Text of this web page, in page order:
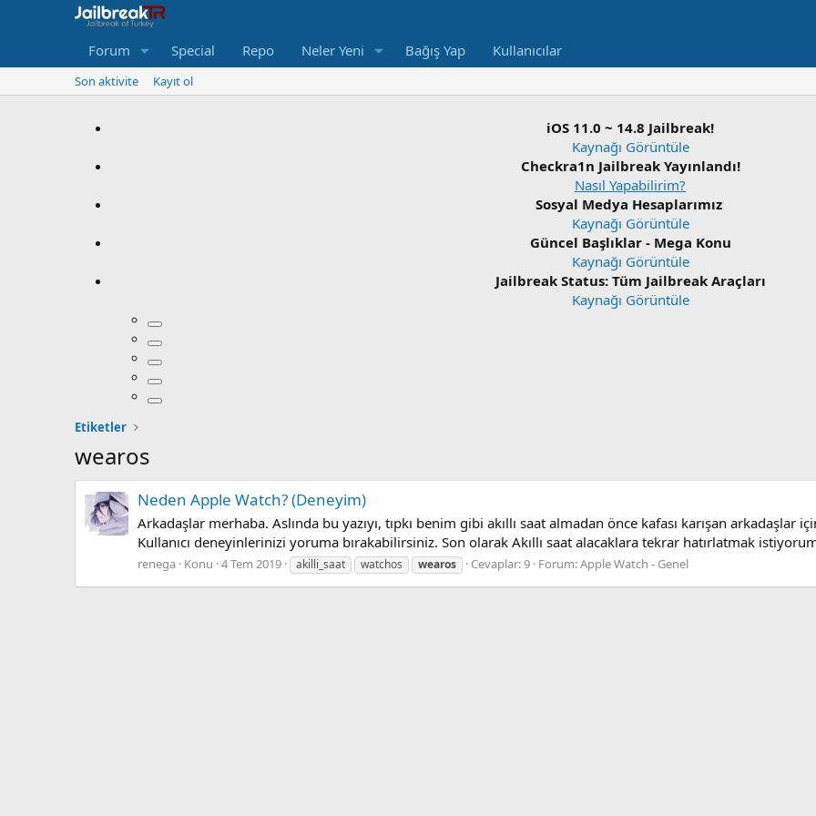
Forum Special Repo Neler Yeni Bağış Yap Kullanıcılar
Son aktivite Kayıt ol
iOS 11.0 ~ 14.8 Jailbreak!
Kaynağı Görüntüle
Checkra1n Jailbreak Yayınlandı!
Nasıl Yapabilirim?
Sosyal Medya Hesaplarımız
Kaynağı Görüntüle
Güncel Başlıklar - Mega Konu
Kaynağı Görüntüle
Jailbreak Status: Tüm Jailbreak Araçları
Kaynağı Görüntüle
Etiketler
wearos
Neden Apple Watch? (Deneyim)
Arkadaşlar merhaba. Aslında bu yazıyı, tıpkı benim gibi akıllı saat almadan önce kafası karışan
Kullanıcı deneyinlerinizi yoruma bırakabilirsiniz. Son olarak Akıllı saat alacaklara tekrar hatırlatmak
renega Konu 4 Tem 2019 akilli_saat watchos wearos Cevaplar: 9 Forum:Apple Watch - Genel